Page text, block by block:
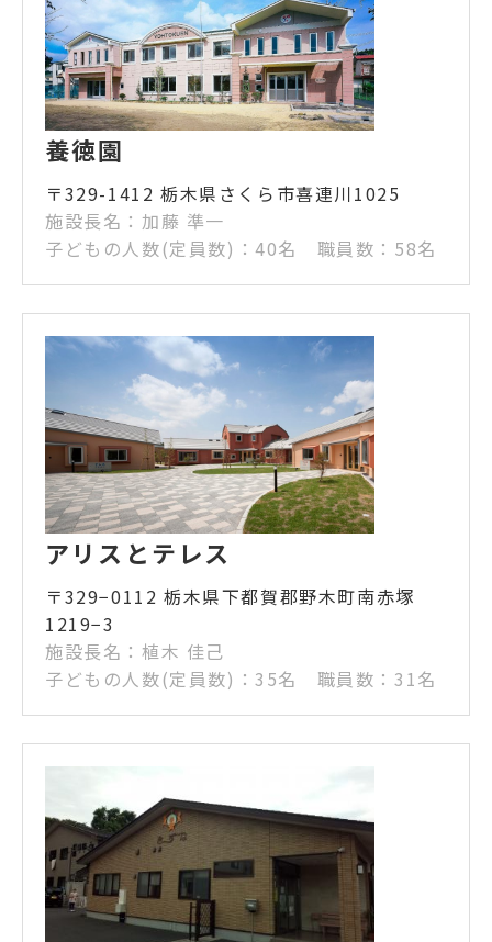
養徳園
〒329-1412 栃木県さくら市喜連川1025
施設長名：加藤 準一
子どもの人数(定員数)：40名 職員数：58名
アリスとテレス
〒329−0112 栃木県下都賀郡野木町南赤塚
1219−3
施設長名：植木 佳己
子どもの人数(定員数)：35名 職員数：31名